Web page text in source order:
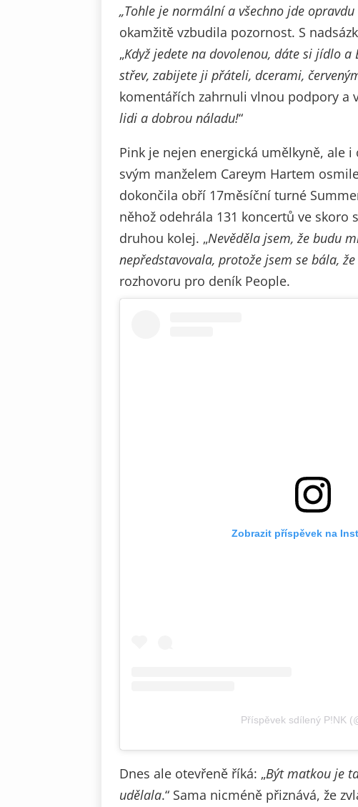
„Tohle je normální a všechno jde opravdu
okamžitě vzbudila pozornost. S
„Když jedete na dovolenou, dáte si jídlo
střev, zabijete ji přáteli, dcerami,
komentářích zahrnuli vlnou podpory a
lidi a dobrou náladu!“
Pink je nejen energická umělkyně, ale
svým manželem Careym Hartem
dokončila obří 17měsíční turné
něhož odehrála 131 koncertů ve
druhou kolej. „Nevěděla jsem, že budu
nepředstavovala, protože jsem se bála,
rozhovoru pro deník People.
Zobrazit příspěvek na
Příspěvek sdílený P!NK
Dnes ale otevřeně říká: „Být matkou je
udělala.“ Sama nicméně přiznává, že